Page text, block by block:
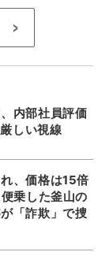
>
内部社員評価
しい視線
、価格は15倍
乗した釜山の
「詐欺」で捜